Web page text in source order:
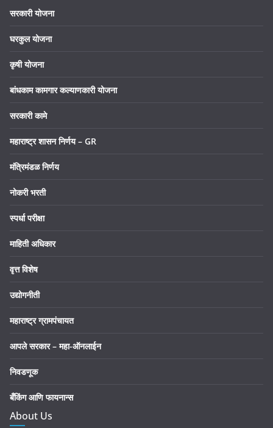
सरकारी योजना
घरकुल योजना
कृषी योजना
बांधकाम कामगार कल्याणकारी योजना
सरकारी कामे
महाराष्ट्र शासन निर्णय – GR
मंत्रिमंडळ निर्णय
नोकरी भरती
स्पर्धा परीक्षा
माहिती अधिकार
वृत्त विशेष
उद्योगनीती
महाराष्ट्र ग्रामपंचायत
आपले सरकार – महा-ऑनलाईन
निवडणूक
बँकिंग आणि फायनान्स
About Us